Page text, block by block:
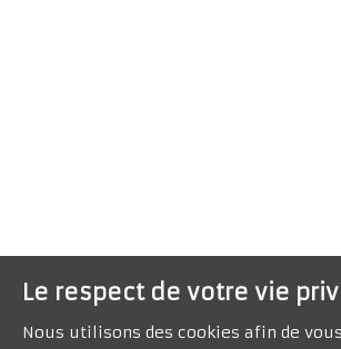
Le respect de votre vie
Nous utilisons des cookies afin de